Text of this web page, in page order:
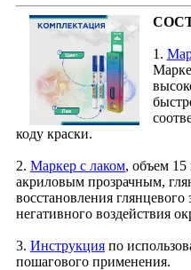
1.
коду краски.
2. Маркер с лаком, объем
акриловым прозрачным,
восстановления
негативного воздействия
3. Инструкция по
пошагового применения.